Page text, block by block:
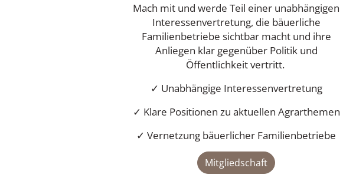
Mach mit und werde Teil einer unabhängigen
Interessenvertretung, die bäuerliche
Familienbetriebe sichtbar macht und ihre
Anliegen klar gegenüber Politik und
Öffentlichkeit vertritt.
✓ Unabhängige Interessenvertretung
✓ Klare Positionen zu aktuellen Agrarthemen
✓ Vernetzung bäuerlicher Familienbetriebe
Mitgliedschaft